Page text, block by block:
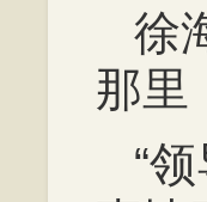
徐
那里
“